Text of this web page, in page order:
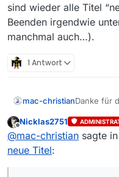
sind wieder alle Titel
Beenden irgendwie
manchmal auch…).
1 Antwort
mac-christianDanke für
dass ich
gefragt zu
Nein, es
nein,
Nicklas2751
@mac-christian sagte in
neue Titel: